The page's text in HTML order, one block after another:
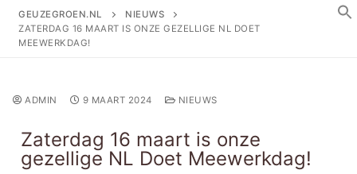
GEUZEGROEN.NL
NIEUWS
ZATERDAG 16 MAART IS ONZE GEZELLIGE NL DOET
MEEWERKDAG!
ADMIN 9 MAART 2024 NIEUWS
Zaterdag 16 maart is onze
gezellige NL Doet Meewerkdag!